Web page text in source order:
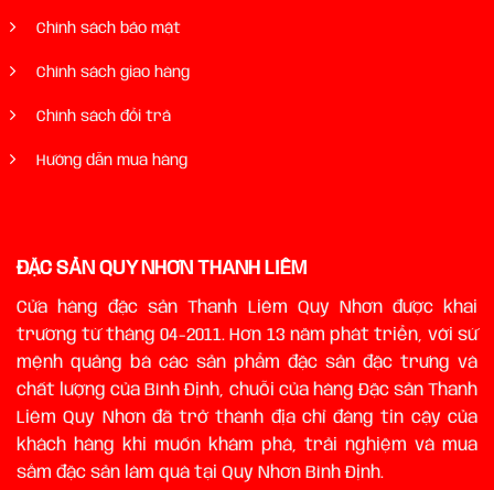
Chính sách bảo mật
Chính sách giao hàng
Chính sách đổi trả
Hướng dẫn mua hàng
ĐẶC SẢN QUY NHƠN THANH LIÊM
Cửa hàng đặc sản Thanh Liêm Quy Nhơn được khai
trương từ tháng 04-2011. Hơn 13 năm phát triển, với sứ
mệnh quảng bá các sản phẩm đặc sản đặc trưng và
chất lượng của Bình Định, chuỗi của hàng Đặc sản Thanh
Liêm Quy Nhơn đã trở thành địa chỉ đáng tin cậy của
khách hàng khi muốn khám phá, trải nghiệm và mua
sắm đặc sản làm quà tại Quy Nhơn Bình Định.